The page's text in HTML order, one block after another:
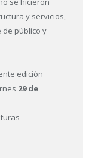
y servicios,
de público y
edición
29 de